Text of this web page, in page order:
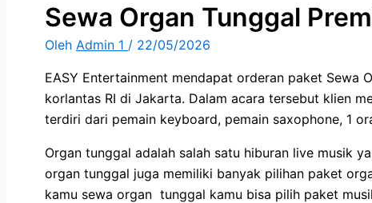
Sewa Organ Tunggal
Oleh Admin 1 / 22/05/2026
EASY Entertainment mendapat orderan paket Sewa
korlantas RI di Jakarta. Dalam acara tersebut klien
terdiri dari pemain keyboard, pemain saxophone, 1
Organ tunggal adalah salah satu hiburan live musik
organ tunggal juga memiliki banyak pilihan paket
kamu sewa organ tunggal kamu bisa pilih paket